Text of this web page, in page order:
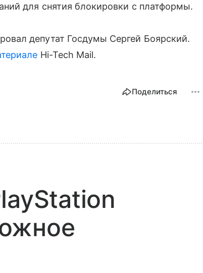
для снятия блокировки с платформы.
депутат Госдумы Сергей Боярский.
Hi-Tech Mail.
Поделиться